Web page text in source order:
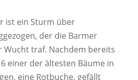
ist ein Sturm über
der die Barmer
Wucht traf. Nachdem bereits
einer der ältesten Bäume in
eine Rotbuche, gefällt